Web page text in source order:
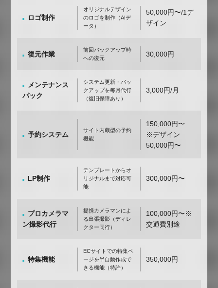
ロゴ制作
オリジナルデザイン
のロゴを制作（AIデ
ータ）
50,000円〜/1デ
ザイン
復元作業
前回バックアップ時
への復元
30,000円
メンテナンス
パック
システム更新・バッ
クアップを毎月代行
（復旧保障あり）
3,000円/月
予約システム
サイト内蔵型の予約
機能
150,000円〜
※デザイン
50,000円〜
LP制作
テンプレートからオ
リジナルまで対応可
能
300,000円〜
プロカメラマ
ン撮影代行
提携カメラマンによ
る出張撮影（ディレ
クター同行）
100,000円〜※
交通費別途
特集機能
ECサイトでの特集ペ
ージを半自動作成で
きる機能（特許）
350,000円